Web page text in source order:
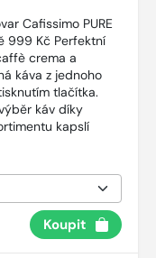
Cafissimo PURE
999 Kč Perfektní
crema a
káva z jednoho
tlačítka.
káv díky
kapslí
Koupit